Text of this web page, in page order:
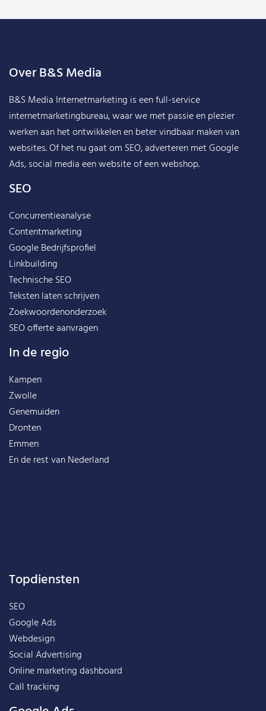
Over B&S Media
B&S Media Internetmarketing is een full-service
internetmarketingbureau, waar we met passie en plezier
werken aan het ontwikkelen en beter vindbaar maken van
websites. Of het nu gaat om SEO, adverteren met Google
Ads, social media een website of een webshop.
SEO
Concurrentieanalyse
Contentmarketing
Google Bedrijfsprofiel
Linkbuilding
Technische SEO
Teksten laten schrijven
Zoekwoordenonderzoek
SEO offerte aanvragen
In de regio
Kampen
Zwolle
Genemuiden
Dronten
Emmen
En de rest vanNederland
Topdiensten
SEO
Google Ads
Webdesign
Social Advertising
Online marketing dashboard
Call tracking